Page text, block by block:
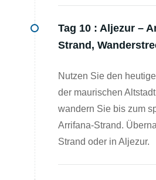
Tag 10 : Aljezur –
Strand,
Nutzen Sie den
der maurischen
wandern Sie bis zum
Arrifana-Strand.
Strand oder in Aljezur.